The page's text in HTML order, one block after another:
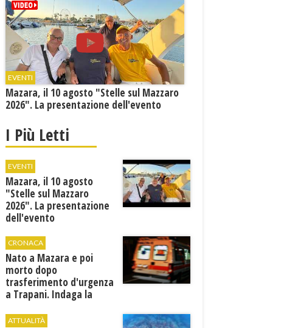
EVENTI
Mazara, il 10 agosto "Stelle sul Mazzaro
2026". La presentazione dell'evento
I Più Letti
EVENTI
Mazara, il 10 agosto
"Stelle sul Mazzaro
2026". La presentazione
dell'evento
CRONACA
Nato a Mazara e poi
morto dopo
trasferimento d'urgenza
a Trapani. Indaga la
ATTUALITÀ